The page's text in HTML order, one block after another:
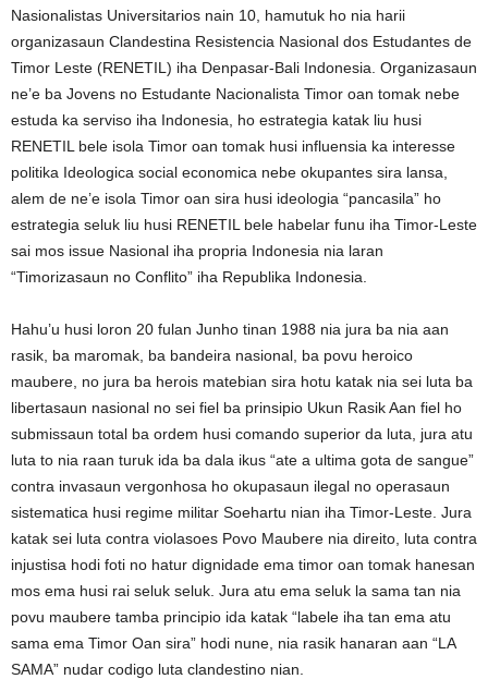
Nasionalistas Universitarios nain 10, hamutuk ho nia harii
organizasaun Clandestina Resistencia Nasional dos Estudantes de
Timor Leste (RENETIL) iha Denpasar-Bali Indonesia. Organizasaun
ne’e ba Jovens no Estudante Nacionalista Timor oan tomak nebe
estuda ka serviso iha Indonesia, ho estrategia katak liu husi
RENETIL bele isola Timor oan tomak husi influensia ka interesse
politika Ideologica social economica nebe okupantes sira lansa,
alem de ne’e isola Timor oan sira husi ideologia “pancasila” ho
estrategia seluk liu husi RENETIL bele habelar funu iha Timor-Leste
sai mos issue Nasional iha propria Indonesia nia laran
“Timorizasaun no Conflito” iha Republika Indonesia.
Hahu’u husi loron 20 fulan Junho tinan 1988 nia jura ba nia aan
rasik, ba maromak, ba bandeira nasional, ba povu heroico
maubere, no jura ba herois matebian sira hotu katak nia sei luta ba
libertasaun nasional no sei fiel ba prinsipio Ukun Rasik Aan fiel ho
submissaun total ba ordem husi comando superior da luta, jura atu
luta to nia raan turuk ida ba dala ikus “ate a ultima gota de sangue”
contra invasaun vergonhosa ho okupasaun ilegal no operasaun
sistematica husi regime militar Soehartu nian iha Timor-Leste. Jura
katak sei luta contra violasoes Povo Maubere nia direito, luta contra
injustisa hodi foti no hatur dignidade ema timor oan tomak hanesan
mos ema husi rai seluk seluk. Jura atu ema seluk la sama tan nia
povu maubere tamba principio ida katak “labele iha tan ema atu
sama ema Timor Oan sira” hodi nune, nia rasik hanaran aan “LA
SAMA” nudar codigo luta clandestino nian.